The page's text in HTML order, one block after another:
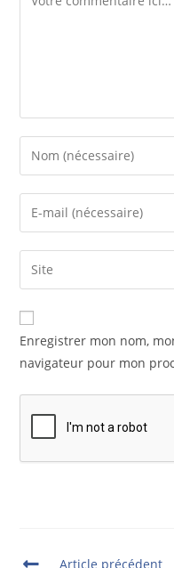
Enregistrer mon nom,
navigateur pour mon
Article précédent